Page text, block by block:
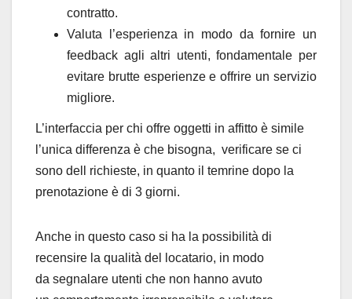
contratto.
Valuta l’esperienza in modo da fornire un
feedback agli altri utenti, fondamentale per
evitare brutte esperienze e offrire un servizio
migliore.
L’interfaccia per chi offre oggetti in affitto è simile
l’unica differenza è che bisogna, verificare se ci
sono dell richieste, in quanto il temrine dopo la
prenotazione è di 3 giorni.
Anche in questo caso si ha la possibilità di
recensire la qualità del locatario, in modo
da segnalare utenti che non hanno avuto